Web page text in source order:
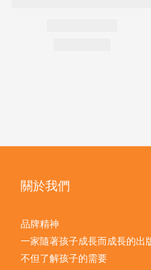
關於我們
品牌精神
一家隨著孩子成長而成長的出
不但了解孩子的需要